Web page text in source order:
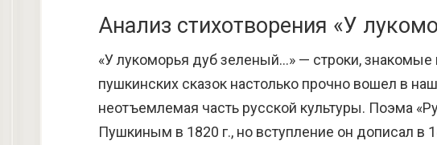
Анализ стихотворения «У
«У лукоморья дуб зеленый…» — строки,
пушкинских сказок настолько прочно вошел в
неотъемлемая часть русской культуры. Поэма
Пушкиным в 1820 г., но вступление он дописал в